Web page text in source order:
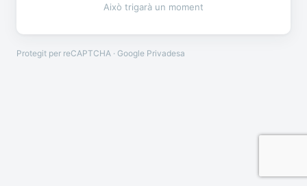
Això trigarà un moment
Protegit per reCAPTCHA · Google Privadesa